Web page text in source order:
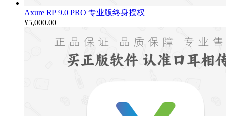
Axure RP 9.0 PRO 专业版终身授权
¥5,000.00